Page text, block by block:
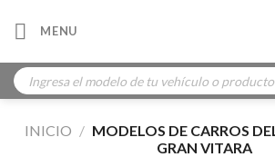
MENU
Búsqueda
de
productos
INICIO / MODELOS DE CARROS
GRAN VITARA